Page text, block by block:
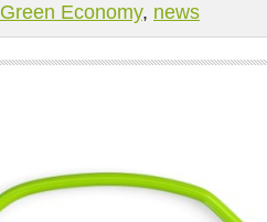
Green Economy, news